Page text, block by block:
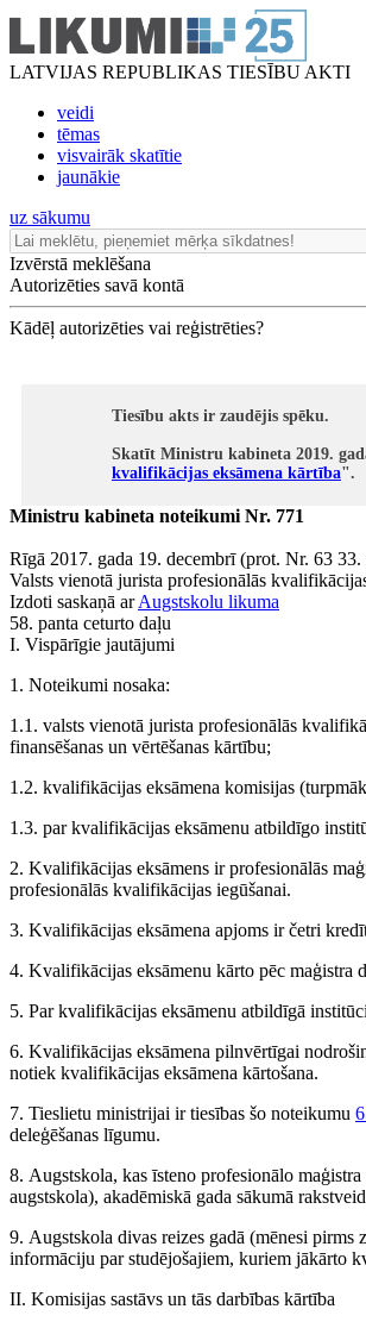
LATVIJAS REPUBLIKAS TIESĪBU AKTI
veidi
tēmas
visvairāk skatītie
jaunākie
uz sākumu
Izvērstā meklēšana
Autorizēties savā kontā
Kādēļ autorizēties vai reģistrēties?
Tiesību akts ir zaudējis spēku.
Skatīt Ministru kabineta 2019.
kvalifikācijas eksāmena kārtība".
Ministru kabineta noteikumi Nr. 771
Rīgā 2017. gada 19. decembrī (prot. Nr. 63 33.
Valsts vienotā jurista profesionālās
Izdoti saskaņā arAugstskolu likuma
58. panta ceturto daļu
I. Vispārīgie jautājumi
1. Noteikumi nosaka:
1.1. valsts vienotā jurista profesionālās
finansēšanas un vērtēšanas kārtību;
1.2. kvalifikācijas eksāmena komisijas
1.3. par kvalifikācijas eksāmenu atbildīgo
2. Kvalifikācijas eksāmens ir profesionālās
profesionālās kvalifikācijas iegūšanai.
3. Kvalifikācijas eksāmena apjoms ir četri
4. Kvalifikācijas eksāmenu kārto pēc maģistra
5. Par kvalifikācijas eksāmenu atbildīgā
6. Kvalifikācijas eksāmena pilnvērtīgai
notiek kvalifikācijas eksāmena kārtošana.
7. Tieslietu ministrijai ir tiesības šo noteikumu
deleģēšanas līgumu.
8. Augstskola, kas īsteno profesionālo
augstskola), akadēmiskā gada sākumā
9. Augstskola divas reizes gadā (mēnesi pirms
informāciju par studējošajiem, kuriem jākārto
II. Komisijas sastāvs un tās darbības kārtība